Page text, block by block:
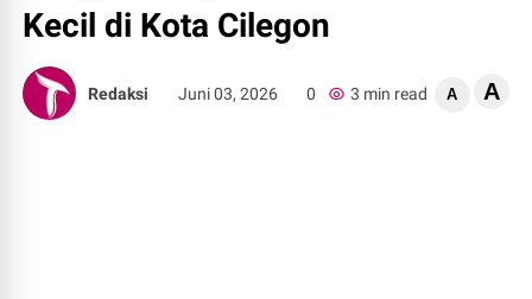
Kecil di Kota Cilegon
Redaksi Juni 03, 2026 0 3 min read A A